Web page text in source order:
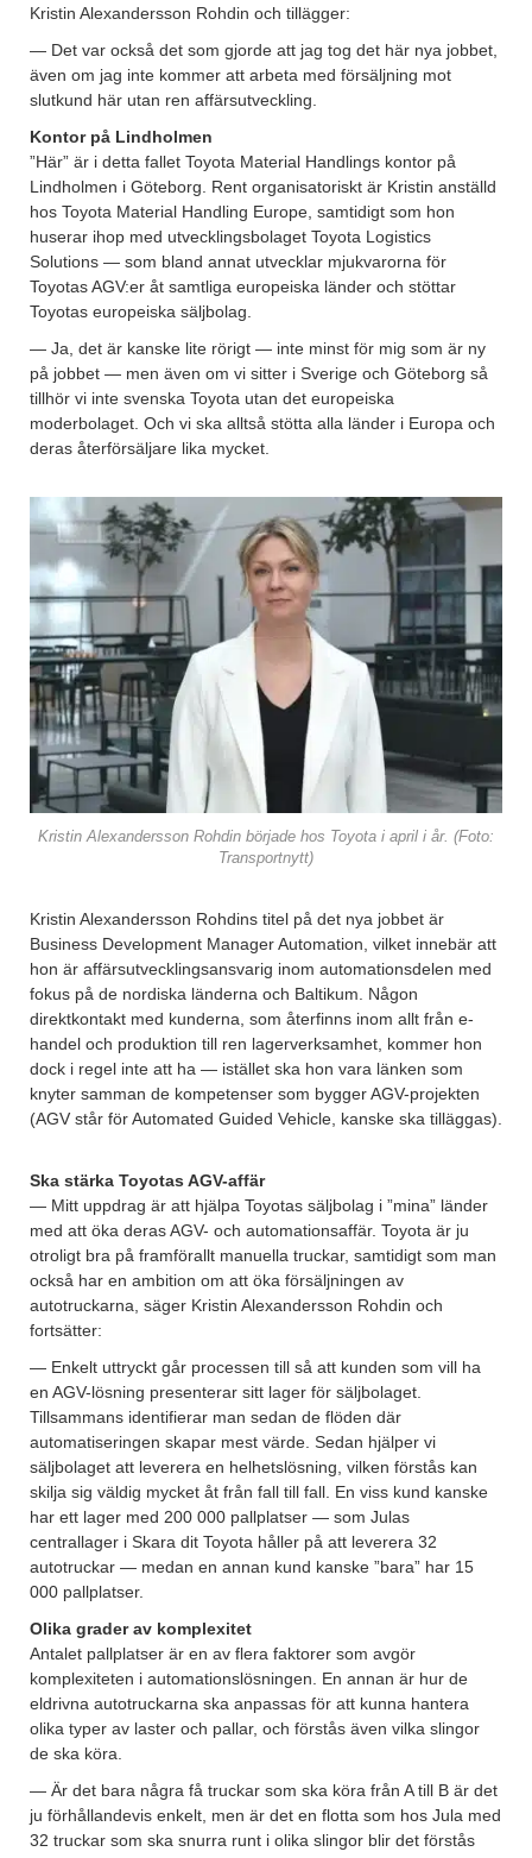
Kristin Alexandersson Rohdin och tillägger:
— Det var också det som gjorde att jag tog det här nya jobbet,
även om jag inte kommer att arbeta med försäljning mot
slutkund här utan ren affärsutveckling.
Kontor på Lindholmen
”Här” är i detta fallet Toyota Material Handlings kontor på
Lindholmen i Göteborg. Rent organisatoriskt är Kristin anställd
hos Toyota Material Handling Europe, samtidigt som hon
huserar ihop med utvecklingsbolaget Toyota Logistics
Solutions — som bland annat utvecklar mjukvarorna för
Toyotas AGV:er åt samtliga europeiska länder och stöttar
Toyotas europeiska säljbolag.
— Ja, det är kanske lite rörigt — inte minst för mig som är ny
på jobbet — men även om vi sitter i Sverige och Göteborg så
tillhör vi inte svenska Toyota utan det europeiska
moderbolaget. Och vi ska alltså stötta alla länder i Europa och
deras återförsäljare lika mycket.
Kristin Alexandersson Rohdin började hos Toyota i april i år. (Foto:
Transportnytt)
Kristin Alexandersson Rohdins titel på det nya jobbet är
Business Development Manager Automation, vilket innebär att
hon är affärsutvecklingsansvarig inom automationsdelen med
fokus på de nordiska länderna och Baltikum. Någon
direktkontakt med kunderna, som återfinns inom allt från e-
handel och produktion till ren lagerverksamhet, kommer hon
dock i regel inte att ha — istället ska hon vara länken som
knyter samman de kompetenser som bygger AGV-projekten
(AGV står för Automated Guided Vehicle, kanske ska tilläggas).
Ska stärka Toyotas AGV-affär
— Mitt uppdrag är att hjälpa Toyotas säljbolag i ”mina” länder
med att öka deras AGV- och automationsaffär. Toyota är ju
otroligt bra på framförallt manuella truckar, samtidigt som man
också har en ambition om att öka försäljningen av
autotruckarna, säger Kristin Alexandersson Rohdin och
fortsätter:
— Enkelt uttryckt går processen till så att kunden som vill ha
en AGV-lösning presenterar sitt lager för säljbolaget.
Tillsammans identifierar man sedan de flöden där
automatiseringen skapar mest värde. Sedan hjälper vi
säljbolaget att leverera en helhetslösning, vilken förstås kan
skilja sig väldig mycket åt från fall till fall. En viss kund kanske
har ett lager med 200 000 pallplatser — som Julas
centrallager i Skara dit Toyota håller på att leverera 32
autotruckar — medan en annan kund kanske ”bara” har 15
000 pallplatser.
Olika grader av komplexitet
Antalet pallplatser är en av flera faktorer som avgör
komplexiteten i automationslösningen. En annan är hur de
eldrivna autotruckarna ska anpassas för att kunna hantera
olika typer av laster och pallar, och förstås även vilka slingor
de ska köra.
— Är det bara några få truckar som ska köra från A till B är det
ju förhållandevis enkelt, men är det en flotta som hos Jula med
32 truckar som ska snurra runt i olika slingor blir det förstås